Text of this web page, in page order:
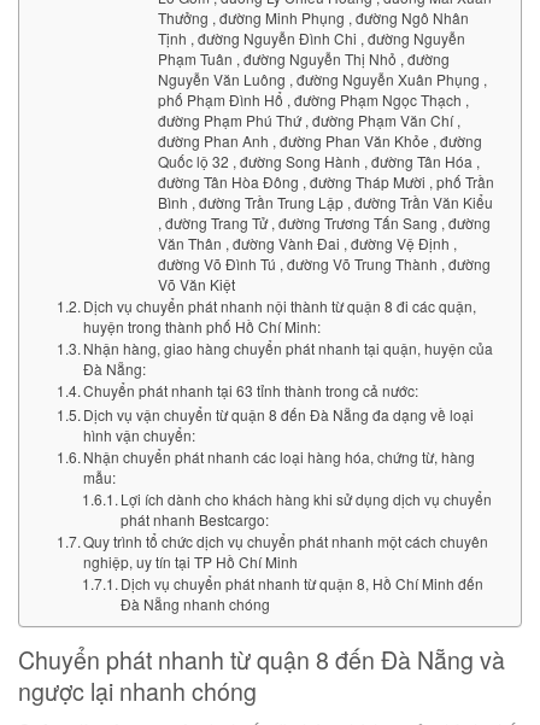
Thưởng , đường Minh Phụng , đường Ngô Nhân
Tịnh , đường Nguyễn Đình Chi , đường Nguyễn
Phạm Tuân , đường Nguyễn Thị Nhỏ , đường
Nguyễn Văn Luông , đường Nguyễn Xuân Phụng ,
phố Phạm Đình Hổ , đường Phạm Ngọc Thạch ,
đường Phạm Phú Thứ , đường Phạm Văn Chí ,
đường Phan Anh , đường Phan Văn Khỏe , đường
Quốc lộ 32 , đường Song Hành , đường Tân Hóa ,
đường Tân Hòa Đông , đường Tháp Mười , phố Trần
Bình , đường Trần Trung Lập , đường Trần Văn Kiểu
, đường Trang Tử , đường Trương Tấn Sang , đường
Văn Thân , đường Vành Đai , đường Vệ Định ,
đường Võ Đình Tú , đường Võ Trung Thành , đường
Võ Văn Kiệt
Dịch vụ chuyển phát nhanh nội thành từ quận 8 đi các quận,
huyện trong thành phố Hồ Chí Minh:
Nhận hàng, giao hàng chuyển phát nhanh tại quận, huyện của
Đà Nẵng:
Chuyển phát nhanh tại 63 tỉnh thành trong cả nước:
Dịch vụ vận chuyển từ quận 8 đến Đà Nẵng đa dạng về loại
hình vận chuyển:
Nhận chuyển phát nhanh các loại hàng hóa, chứng từ, hàng
mẫu:
Lợi ích dành cho khách hàng khi sử dụng dịch vụ chuyển
phát nhanh Bestcargo:
Quy trình tổ chức dịch vụ chuyển phát nhanh một cách chuyên
nghiệp, uy tín tại TP Hồ Chí Minh
Dịch vụ chuyển phát nhanh từ quận 8, Hồ Chí Minh đến
Đà Nẵng nhanh chóng
Chuyển phát nhanh từ quận 8 đến Đà Nẵng và
ngược lại nhanh chóng